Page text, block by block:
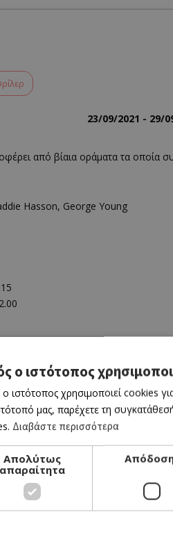
23/09/2021 - 29/
από βίαια οράματα τα οποία
Hasson, George Young
CINEMA
ο ιστότοπος
ιστότοπος χρησιμοποιεί cookies
μας, παρέχετε τη
Διαβάστε περισσότερα
Απολύτως
απαραίτητα